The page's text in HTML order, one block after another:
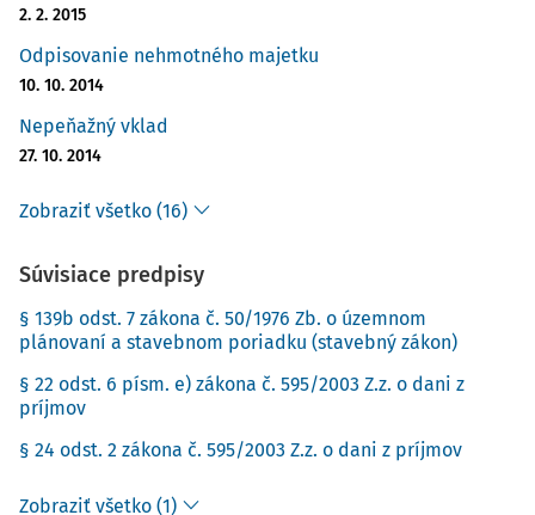
2. 2. 2015
Odpisovanie nehmotného majetku
10. 10. 2014
Nepeňažný vklad
27. 10. 2014
Zobraziť všetko (16)
Súvisiace predpisy
§ 139b odst. 7 zákona č. 50/1976 Zb. o územnom
plánovaní a stavebnom poriadku (stavebný zákon)
§ 22 odst. 6 písm. e) zákona č. 595/2003 Z.z. o dani z
príjmov
§ 24 odst. 2 zákona č. 595/2003 Z.z. o dani z príjmov
Zobraziť všetko (1)